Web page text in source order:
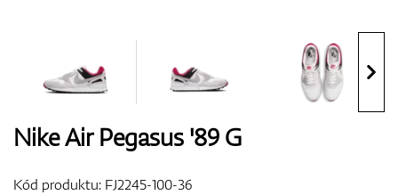
Bagy
Nike Air Pegasus '89 G
Kód produktu: FJ2245-100-36